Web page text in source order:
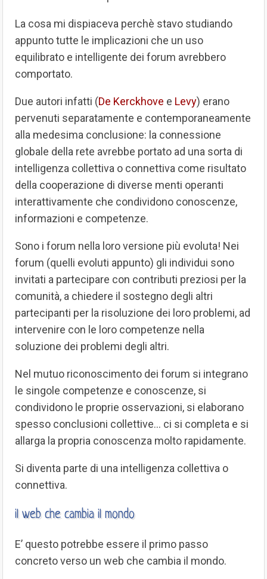
La cosa mi dispiaceva perchè stavo studiando
appunto tutte le implicazioni che un uso
equilibrato e intelligente dei forum avrebbero
comportato.
Due autori infatti (De Kerckhove e Levy) erano
pervenuti separatamente e contemporaneamente
alla medesima conclusione: la connessione
globale della rete avrebbe portato ad una sorta di
intelligenza collettiva o connettiva come risultato
della cooperazione di diverse menti operanti
interattivamente che condividono conoscenze,
informazioni e competenze.
Sono i forum nella loro versione più evoluta! Nei
forum (quelli evoluti appunto) gli individui sono
invitati a partecipare con contributi preziosi per la
comunità, a chiedere il sostegno degli altri
partecipanti per la risoluzione dei loro problemi, ad
intervenire con le loro competenze nella
soluzione dei problemi degli altri.
Nel mutuo riconoscimento dei forum si integrano
le singole competenze e conoscenze, si
condividono le proprie osservazioni, si elaborano
spesso conclusioni collettive… ci si completa e si
allarga la propria conoscenza molto rapidamente.
Si diventa parte di una intelligenza collettiva o
connettiva.
il web che cambia il mondo
E’ questo potrebbe essere il primo passo
concreto verso un web che cambia il mondo.